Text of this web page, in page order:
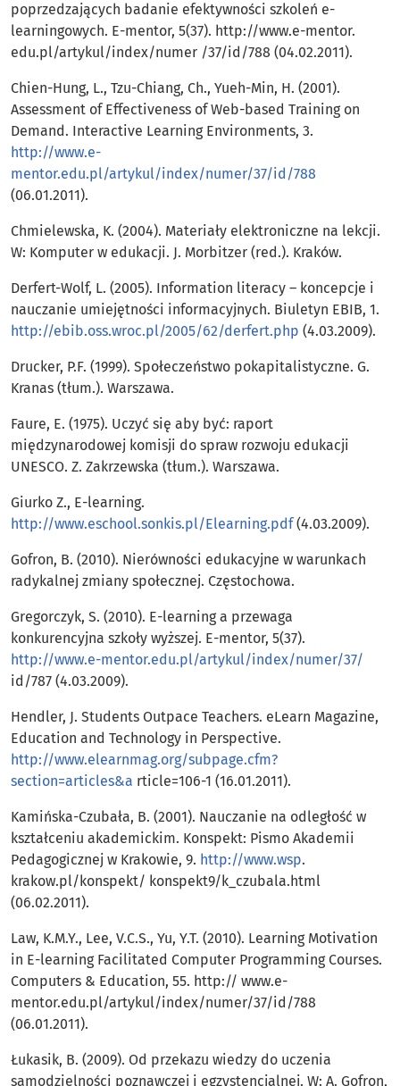
poprzedzających badanie efektywności szkoleń e-
learningowych. E-mentor, 5(37). http://www.e-mentor.
edu.pl/artykul/index/numer /37/id/788 (04.02.2011).
Chien-Hung, L., Tzu-Chiang, Ch., Yueh-Min, H. (2001).
Assessment of Effectiveness of Web-based Training on
Demand. Interactive Learning Environments, 3.
http://www.e-
mentor.edu.pl/artykul/index/numer/37/id/788
(06.01.2011).
Chmielewska, K. (2004). Materiały elektroniczne na lekcji.
W: Komputer w edukacji. J. Morbitzer (red.). Kraków.
Derfert-Wolf, L. (2005). Information literacy – koncepcje i
nauczanie umiejętności informacyjnych. Biuletyn EBIB, 1.
http://ebib.oss.wroc.pl/2005/62/derfert.php (4.03.2009).
Drucker, P.F. (1999). Społeczeństwo pokapitalistyczne. G.
Kranas (tłum.). Warszawa.
Faure, E. (1975). Uczyć się aby być: raport
międzynarodowej komisji do spraw rozwoju edukacji
UNESCO. Z. Zakrzewska (tłum.). Warszawa.
Giurko Z., E-learning.
http://www.eschool.sonkis.pl/Elearning.pdf(4.03.2009).
Gofron, B. (2010). Nierówności edukacyjne w warunkach
radykalnej zmiany społecznej. Częstochowa.
Gregorczyk, S. (2010). E-learning a przewaga
konkurencyjna szkoły wyższej. E-mentor, 5(37).
http://www.e-mentor.edu.pl/artykul/index/numer/37/
id/787 (4.03.2009).
Hendler, J. Students Outpace Teachers. eLearn Magazine,
Education and Technology in Perspective.
http://www.elearnmag.org/subpage.cfm?
section=articles&a rticle=106-1 (16.01.2011).
Kamińska-Czubała, B. (2001). Nauczanie na odległość w
kształceniu akademickim. Konspekt: Pismo Akademii
Pedagogicznej w Krakowie, 9. http://www.wsp.
krakow.pl/konspekt/ konspekt9/k_czubala.html
(06.02.2011).
Law, K.M.Y., Lee, V.C.S., Yu, Y.T. (2010). Learning Motivation
in E-learning Facilitated Computer Programming Courses.
Computers & Education, 55. http:// www.e-
mentor.edu.pl/artykul/index/numer/37/id/788
(06.01.2011).
Łukasik, B. (2009). Od przekazu wiedzy do uczenia
samodzielności poznawczej i egzystencjalnej. W: A. Gofron,